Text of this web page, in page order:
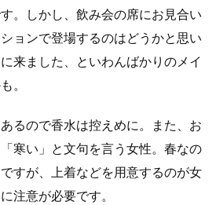
。しかし、飲み会の席にお見合い
ョンで登場するのはどうかと思い
来ました、といわんばかりのメイ
。
るので香水は控えめに。また、お
寒い」と文句を言う女性。春なの
すが、上着などを用意するのが女
注意が必要です。